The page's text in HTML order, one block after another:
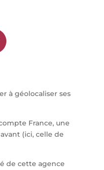
à géolocaliser ses
France, une
(ici, celle de
de cette agence